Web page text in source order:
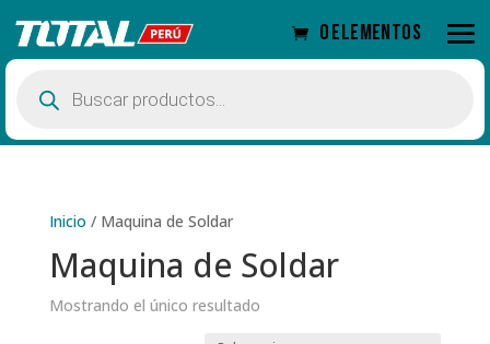
0 elementos
productos
Inicio / Maquina de Soldar
Maquina de Soldar
Mostrando el único resultado